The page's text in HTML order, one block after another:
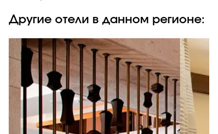
Другие отели в данном регионе: